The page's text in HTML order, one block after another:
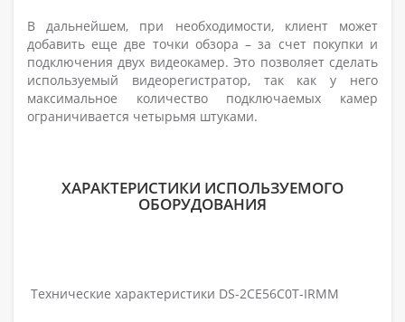
В дальнейшем, при необходимости, клиент может
добавить еще две точки обзора – за счет покупки и
подключения двух видеокамер. Это позволяет сделать
используемый видеорегистратор, так как у него
максимальное количество подключаемых камер
ограничивается четырьмя штуками.
ХАРАКТЕРИСТИКИ ИСПОЛЬЗУЕМОГО
ОБОРУДОВАНИЯ
Технические характеристики DS-2CE56C0T-IRMM